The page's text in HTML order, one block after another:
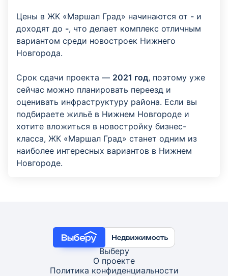
Цены в ЖК «Маршал Град» начинаются от - и
доходят до -, что делает комплекс отличным
вариантом среди новостроек Нижнего
Новгорода.
Срок сдачи проекта — 2021 год, поэтому уже
сейчас можно планировать переезд и
оценивать инфраструктуру района. Если вы
подбираете жильё в Нижнем Новгороде и
хотите вложиться в новостройку бизнес-
класса, ЖК «Маршал Град» станет одним из
наиболее интересных вариантов в Нижнем
Новгороде.
Выберу
О проекте
Политика конфиденциальности